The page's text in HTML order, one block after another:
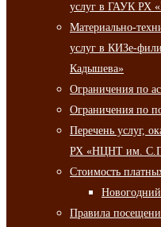
услуг в ГАУК РХ
Материально-
услуг в КИЗе-
Кадышева»
Ограничения по
Ограничения по
Перечень услуг,
РХ «НЦНТ им.
Стоимость
Правила